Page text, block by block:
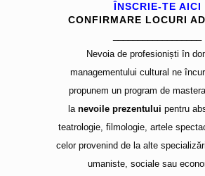
ÎNSCRIE-TE AICI
CONFIRMARE LOCURI
Nevoia de profesioniști în
managementului cultural ne
propunem un program de
la nevoile prezentului pentru
teatrologie, filmologie, artele
celor provenind de la alte
umaniste, sociale sau